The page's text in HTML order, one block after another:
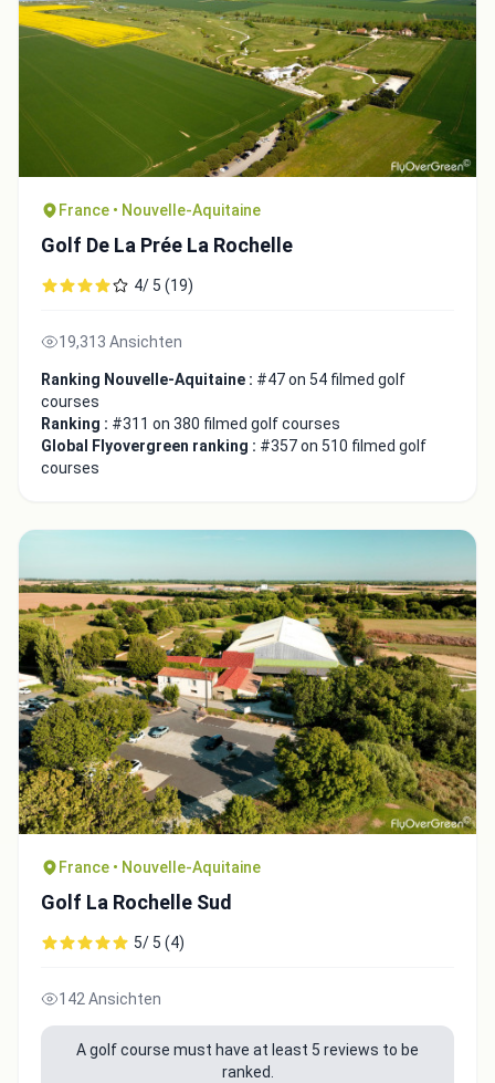
France • Nouvelle-Aquitaine
Golf De La Prée La Rochelle
4/ 5 (19)
19,313 Ansichten
Ranking Nouvelle-Aquitaine : #47 on 54 filmed golf
courses
Ranking : #311 on 380 filmed golf courses
Global Flyovergreen ranking : #357 on 510 filmed golf
courses
France • Nouvelle-Aquitaine
Golf La Rochelle Sud
5/ 5 (4)
142 Ansichten
A golf course must have at least 5 reviews to be
ranked.
Close